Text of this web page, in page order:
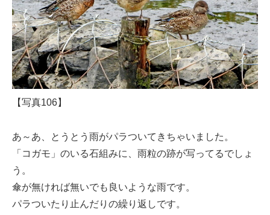
【写真106】
あ～あ、とうとう雨がパラついてきちゃいました。
「コガモ」のいる石組みに、雨粒の跡が写ってるでしょ
う。
傘が無ければ無いでも良いような雨です。
パラついたり止んだりの繰り返しです。